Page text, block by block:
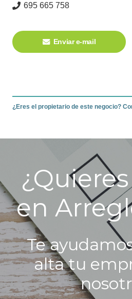
695 665 758
Enviar e-mail
¿Eres el propietario de este negocio?
en
Te
alta tu